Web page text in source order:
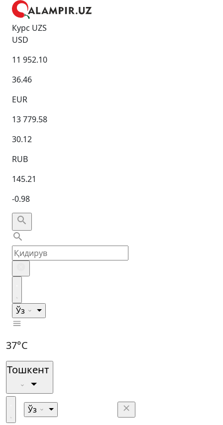
Курс UZS
USD
11 952.10
36.46
EUR
13 779.58
30.12
RUB
145.21
-0.98
Ўз
37°C
Тошкент
Ўз